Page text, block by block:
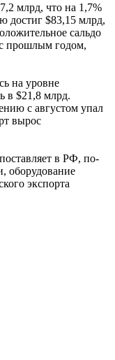
млрд, что на 1,7%
достиг $83,15 млрд,
сальдо
прошлым годом,
на уровне
в $21,8 млрд.
с августом упал
вырос
в РФ, по-
оборудование
экспорта